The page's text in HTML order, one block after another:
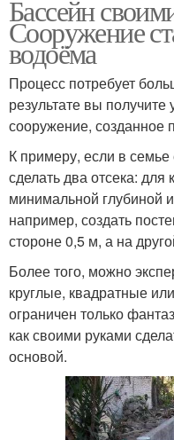
Бассейн
Сооружение
водоёма
Процесс потребует
результате вы
сооружение, созданное
К примеру, если в семье
сделать два отсека:
минимальной глубиной
например, создать
стороне 0,5 м, а на
Более того, можно
круглые, квадратные
ограничен только
как своими руками
основой.